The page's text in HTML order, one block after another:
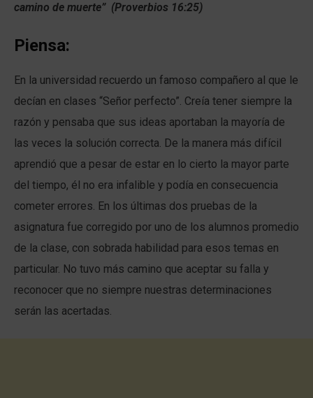
camino de muerte” (Proverbios 16:25)
Piensa:
En la universidad recuerdo un famoso compañero al que le
decían en clases “Señor perfecto”. Creía tener siempre la
razón y pensaba que sus ideas aportaban la mayoría de
las veces la solución correcta. De la manera más difícil
aprendió que a pesar de estar en lo cierto la mayor parte
del tiempo, él no era infalible y podía en consecuencia
cometer errores. En los últimas dos pruebas de la
asignatura fue corregido por uno de los alumnos promedio
de la clase, con sobrada habilidad para esos temas en
particular. No tuvo más camino que aceptar su falla y
reconocer que no siempre nuestras determinaciones
serán las acertadas.